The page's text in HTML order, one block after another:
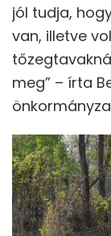
jól tudja,
van, illetve
meg” – írta